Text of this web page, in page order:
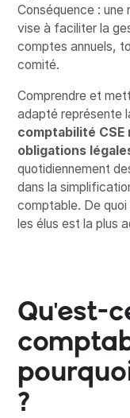
Conséquence :
vise à faciliter la
comptes annuels,
comité.
Comprendre et
adapté représente
comptabilité
obligations
quotidiennement
dans la
comptable. De
les élus est la plus
Qu'est-
?